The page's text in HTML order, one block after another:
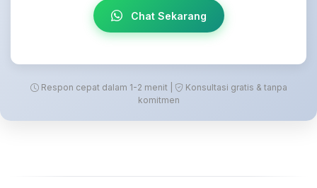
Chat Sekarang
Respon cepat dalam 1-2 menit |
Konsultasi gratis & tanpa
komitmen